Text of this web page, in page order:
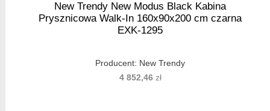
New Trendy New Modus Black Kabina
Prysznicowa Walk-In 160x90x200 cm czarna
EXK-1295
Producent: New Trendy
4 852,46zł